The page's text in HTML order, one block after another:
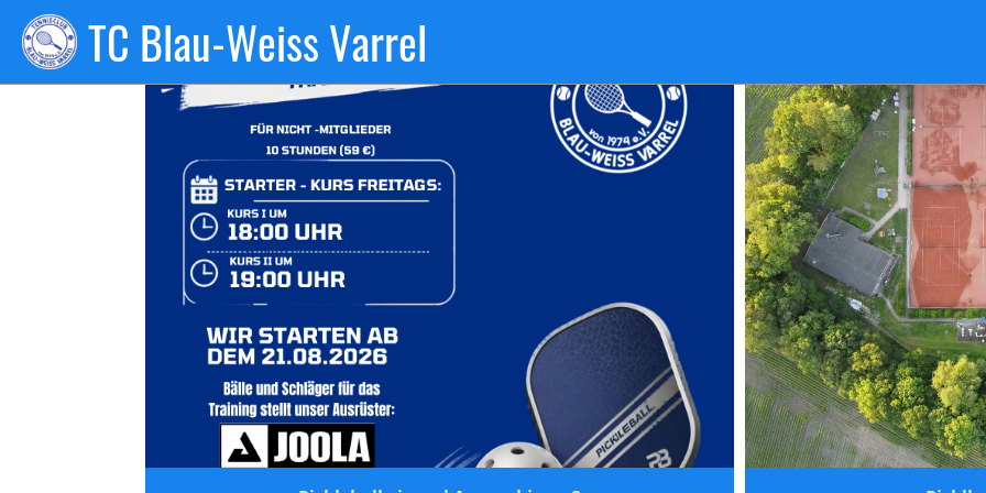
TC Blau-Weiss Varrel
Zurück